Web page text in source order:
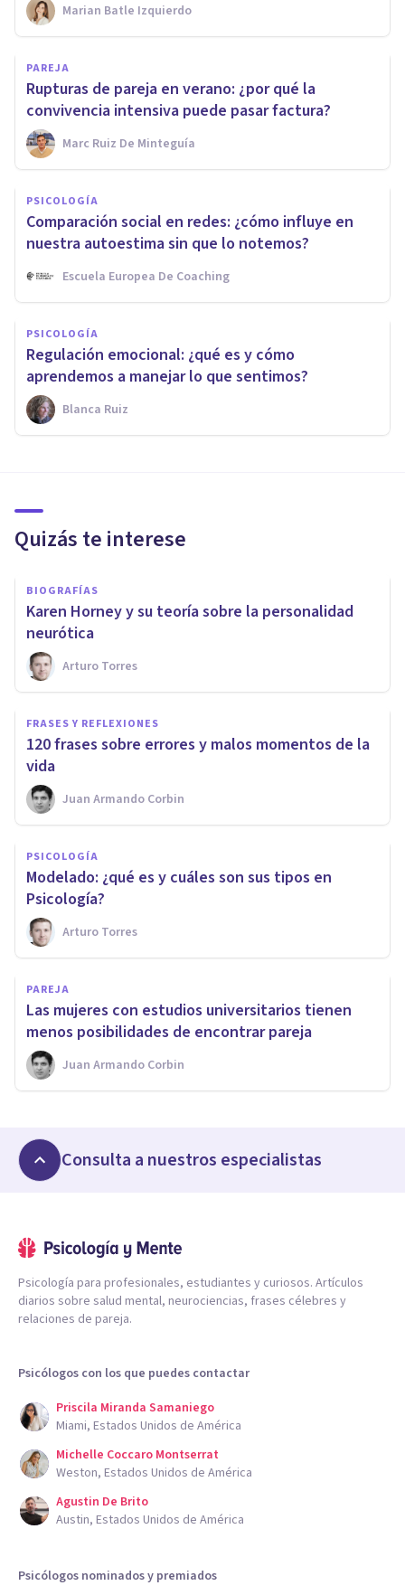
Marian Batle Izquierdo
PAREJA
Rupturas de pareja en verano: ¿por qué la
convivencia intensiva puede pasar factura?
Marc Ruiz De Minteguía
PSICOLOGÍA
Comparación social en redes: ¿cómo influye en
nuestra autoestima sin que lo notemos?
Escuela Europea De Coaching
PSICOLOGÍA
Regulación emocional: ¿qué es y cómo
aprendemos a manejar lo que sentimos?
Blanca Ruiz
Quizás te interese
BIOGRAFÍAS
Karen Horney y su teoría sobre la personalidad
neurótica
Arturo Torres
FRASES Y REFLEXIONES
120 frases sobre errores y malos momentos de la
vida
Juan Armando Corbin
PSICOLOGÍA
Modelado: ¿qué es y cuáles son sus tipos en
Psicología?
Arturo Torres
PAREJA
Las mujeres con estudios universitarios tienen
menos posibilidades de encontrar pareja
Juan Armando Corbin
Consulta a nuestros especialistas
Psicología para profesionales, estudiantes y curiosos. Artículos
diarios sobre salud mental, neurociencias, frases célebres y
relaciones de pareja.
Psicólogos con los que puedes contactar
Priscila Miranda Samaniego
Miami, Estados Unidos de América
Michelle Coccaro Montserrat
Weston, Estados Unidos de América
Agustin De Brito
Austin, Estados Unidos de América
Psicólogos nominados y premiados